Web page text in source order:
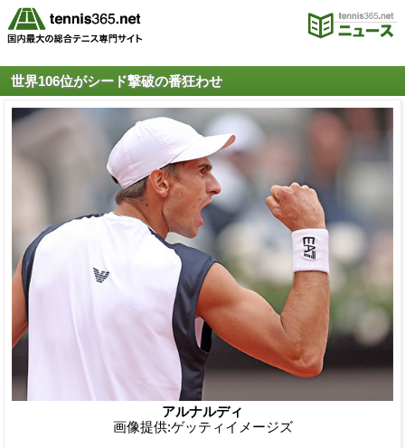
世界106位がシード撃破の番狂わせ
アルナルディ
画像提供:ゲッティイメージズ